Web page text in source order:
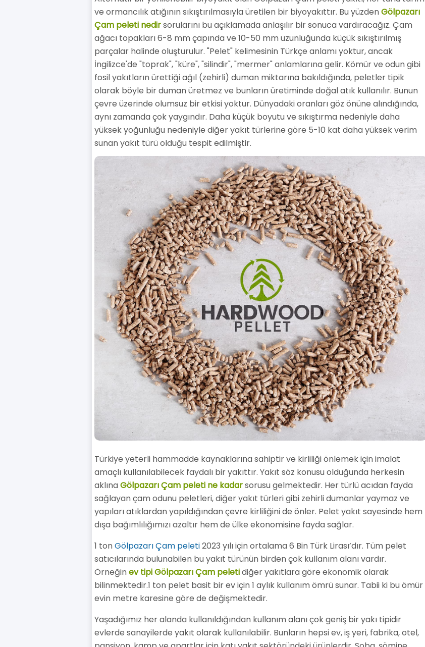
ve ormancılık atığının sıkıştırılmasıyla üretilen bir biyoyakıttır. Bu yüzdenGölpazarı
Çam peleti nedirsorularını bu açıklamada anlaşılır bir sonuca vardıracağız. Çam
ağacı topakları 6-8 mm çapında ve 10-50 mm uzunluğunda küçük sıkıştırılmış
parçalar halinde oluşturulur. "Pelet" kelimesinin Türkçe anlamı yoktur, ancak
İngilizce'de "toprak", "küre", "silindir", "mermer" anlamlarına gelir. Kömür ve odun gibi
fosil yakıtların ürettiği ağıl (zehirli) duman miktarına bakıldığında, peletler tipik
olarak böyle bir duman üretmez ve bunların üretiminde doğal atık kullanılır. Bunun
çevre üzerinde olumsuz bir etkisi yoktur. Dünyadaki oranları göz önüne alındığında,
aynı zamanda çok yaygındır. Daha küçük boyutu ve sıkıştırma nedeniyle daha
yüksek yoğunluğu nedeniyle diğer yakıt türlerine göre 5-10 kat daha yüksek verim
sunan yakıt türü olduğu tespit edilmiştir.
Türkiye yeterli hammadde kaynaklarına sahiptir ve kirliliği önlemek için imalat
amaçlı kullanılabilecek faydalı bir yakıttır. Yakıt söz konusu olduğunda herkesin
aklınaGölpazarı Çam peleti ne kadarsorusu gelmektedir. Her türlü acıdan fayda
sağlayan çam odunu peletleri, diğer yakıt türleri gibi zehirli dumanlar yaymaz ve
yapıları atıklardan yapıldığından çevre kirliliğini de önler. Pelet yakıt sayesinde hem
dışa bağımlılığımızı azaltır hem de ülke ekonomisine fayda sağlar.
1 tonGölpazarı Çam peleti2023 yılı için ortalama 6 Bin Türk Lirası’dır. Tüm pelet
satıcılarında bulunabilen bu yakıt türünün birden çok kullanım alanı vardır.
Örneğinev tipi Gölpazarı Çam peletidiğer yakıtlara göre ekonomik olarak
bilinmektedir.1 ton pelet basit bir ev için 1 aylık kullanım ömrü sunar. Tabii ki bu ömür
evin metre karesine göre de değişmektedir.
Yaşadığımız her alanda kullanıldığından kullanım alanı çok geniş bir yakı tipidir
evlerde sanayilerde yakıt olarak kullanılabilir. Bunların hepsi ev, iş yeri, fabrika, otel,